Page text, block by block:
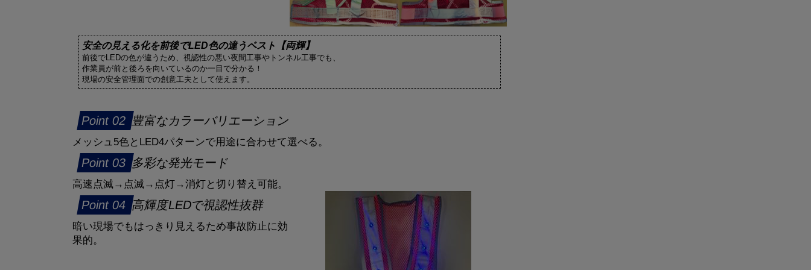
安全の見える化を前後でLED色の違うベスト【両輝】
前後でLEDの色が違うため、視認性の悪い夜間工事やトンネル工事でも、
作業員が前と後ろを向いているのか一目で分かる！
現場の安全管理面での創意工夫として使えます。
豊富なカラーバリエーション
メッシュ5色とLED4パターンで用途に合わせて選べる。
多彩な発光モード
高速点滅→点滅→点灯→消灯と切り替え可能。
高輝度LEDで視認性抜群
暗い現場でもはっきり見えるため事故防止に効
果的。